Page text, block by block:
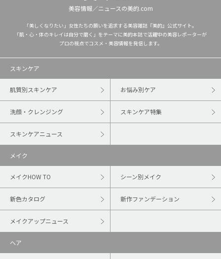
美容情報／ニュースの美的.com
「美しくなりたい」女性たちの願いを追求する美容雑誌『美的』公式サイト。
「肌・心・体のキレイは自分で磨く」をテーマに美的本誌で活躍中の美容レポーターが
プロの視点でコスメ・美容情報を発信します。
スキンケア
肌質別スキンケア お悩み別ケア
洗顔・クレンジング スキンケア特集
スキンケアニュース
メイク
メイクHOW TO シーン別メイク
新色カタログ 新作ファンデーション
メイクアップニュース
ヘア